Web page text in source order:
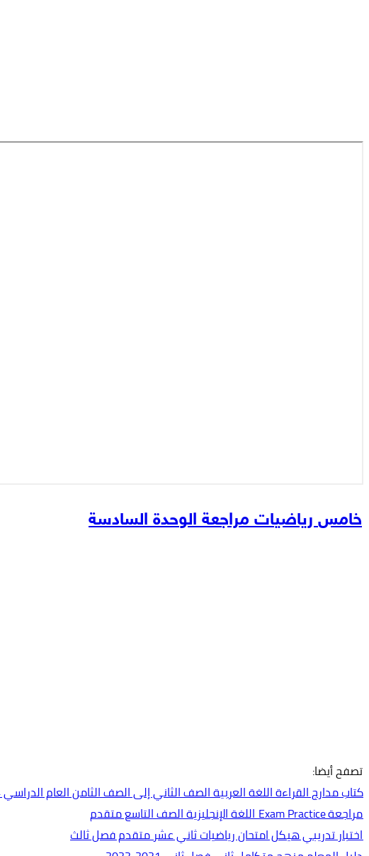
خامس رياضيات مراجعة الوحدة السادسة
تصفح أيضا:
كتاب مدارج القراءة اللغة العربية الصف الثاني إلى الصف الثامن العام الدراسي 2024-2025
مراجعة Exam Practice اللغة الإنجليزية الصف التاسع متقدم
اختبار تدريبي هيكل امتحان رياضيات ثاني عشر متقدم فصل ثالث